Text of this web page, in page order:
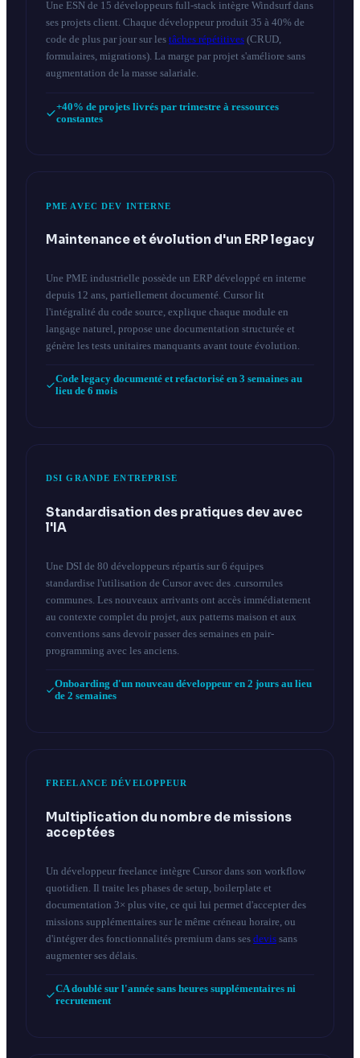
Une ESN de 15 développeurs full-stack intègre Windsurf dans
ses projets client. Chaque développeur produit 35 à 40% de
code de plus par jour sur les tâches répétitives (CRUD,
formulaires, migrations). La marge par projet s'améliore sans
augmentation de la masse salariale.
+40% de projets livrés par trimestre à ressources
constantes
PME AVEC DEV INTERNE
Maintenance et évolution d'un ERP legacy
Une PME industrielle possède un ERP développé en interne
depuis 12 ans, partiellement documenté. Cursor lit
l'intégralité du code source, explique chaque module en
langage naturel, propose une documentation structurée et
génère les tests unitaires manquants avant toute évolution.
Code legacy documenté et refactorisé en 3 semaines au
lieu de 6 mois
DSI GRANDE ENTREPRISE
Standardisation des pratiques dev avec
l'IA
Une DSI de 80 développeurs répartis sur 6 équipes
standardise l'utilisation de Cursor avec des .cursorrules
communes. Les nouveaux arrivants ont accès immédiatement
au contexte complet du projet, aux patterns maison et aux
conventions sans devoir passer des semaines en pair-
programming avec les anciens.
Onboarding d'un nouveau développeur en 2 jours au lieu
de 2 semaines
FREELANCE DÉVELOPPEUR
Multiplication du nombre de missions
acceptées
Un développeur freelance intègre Cursor dans son workflow
quotidien. Il traite les phases de setup, boilerplate et
documentation 3× plus vite, ce qui lui permet d'accepter des
missions supplémentaires sur le même créneau horaire, ou
d'intégrer des fonctionnalités premium dans ses devis sans
augmenter ses délais.
CA doublé sur l'année sans heures supplémentaires ni
recrutement